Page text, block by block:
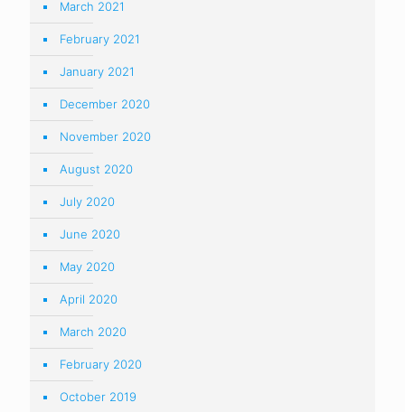
March 2021
February 2021
January 2021
December 2020
November 2020
August 2020
July 2020
June 2020
May 2020
April 2020
March 2020
February 2020
October 2019